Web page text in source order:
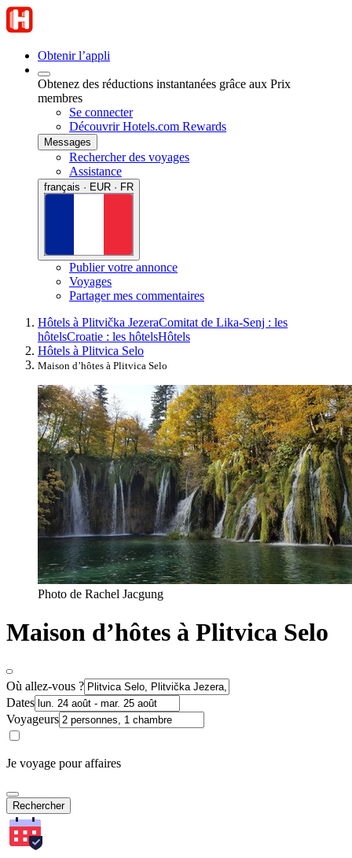
Obtenir l’appli
Obtenez des réductions instantanées grâce aux Prix
membres
Se connecter
Découvrir Hotels.com Rewards
Messages
Rechercher des voyages
Assistance
français · EUR · FR
Publier votre annonce
Voyages
Partager mes commentaires
Hôtels à Plitvička JezeraComitat de Lika-Senj : les
hôtelsCroatie : les hôtelsHôtels
Hôtels à Plitvica Selo
Maison d’hôtes à Plitvica Selo
Photo de Rachel Jacgung
Maison d’hôtes à Plitvica Selo
Où allez-vous ?
Dates
Voyageurs
Je voyage pour affaires
Rechercher